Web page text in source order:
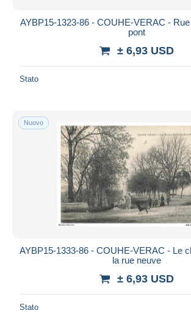
AYBP15-1323-86 - COUHE-VERAC -
pont
± 6,93 USD
Stato
Nuovo
AYBP15-1333-86 - COUHE-VERAC - Le
la rue neuve
± 6,93 USD
Stato